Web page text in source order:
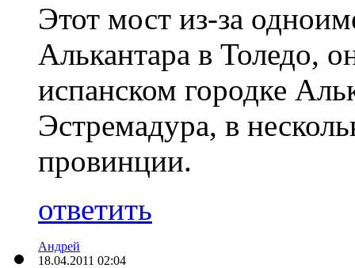
Этот мост из-за
Алькантара в Толедо,
испанском городке
Эстремадура, в
провинции.
ответить
Андрей
18.04.2011 02:04